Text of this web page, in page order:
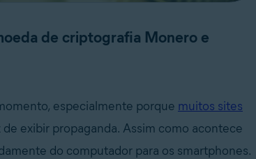
de criptografia Monero e
especialmente porque muitos sites
de exibir propaganda. Assim como acontece
do computador para os smartphones.